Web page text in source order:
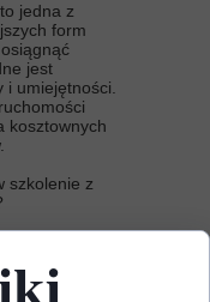
jedna z
form
jest
umiejętności.
kosztownych
szkolenie z